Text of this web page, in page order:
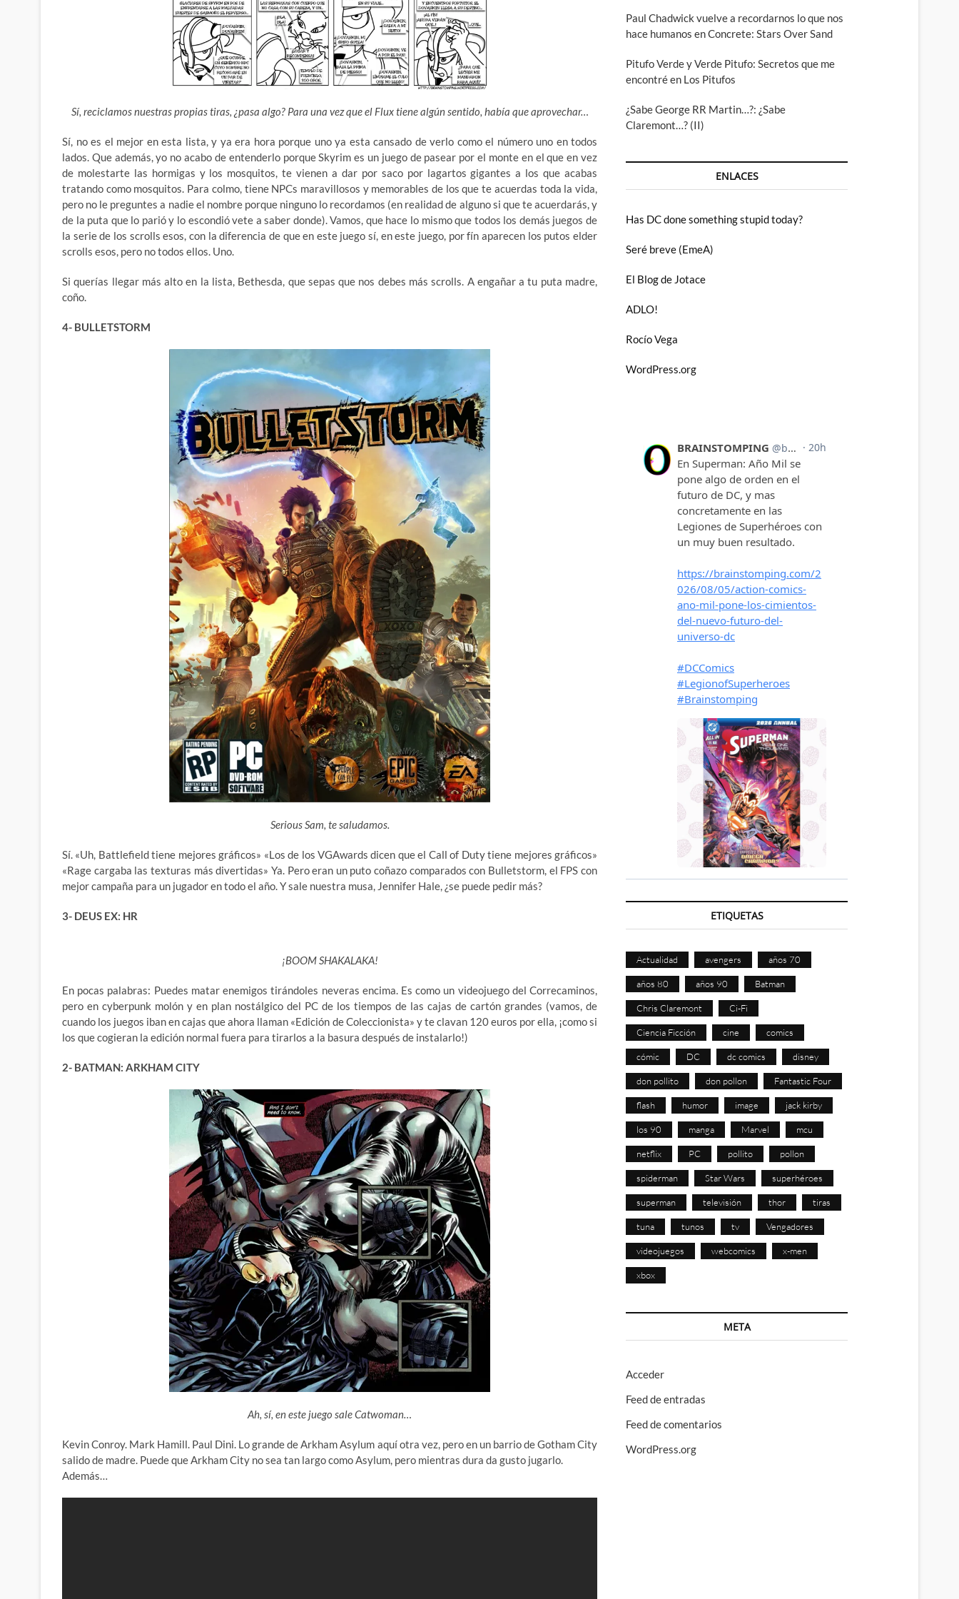
Sí, reciclamos nuestras propias tiras, ¿pasa algo? Para una vez que el Flux tiene algún sentido, había que aprovechar…
Sí, no es el mejor en esta lista, y ya era hora porque uno ya esta cansado de verlo como el número uno en todos
lados. Que además, yo no acabo de entenderlo porque Skyrim es un juego de pasear por el monte en el que en vez
de molestarte las hormigas y los mosquitos, te vienen a dar por saco por lagartos gigantes a los que acabas
tratando como mosquitos. Para colmo, tiene NPCs maravillosos y memorables de los que te acuerdas toda la vida,
pero no le preguntes a nadie el nombre porque ninguno lo recordamos (en realidad de alguno si que te acuerdarás, y
de la puta que lo parió y lo escondió vete a saber donde). Vamos, que hace lo mismo que todos los demás juegos de
la serie de los scrolls esos, con la diferencia de que en este juego sí, en este juego, por fín aparecen los putos elder
scrolls esos, pero no todos ellos. Uno.
Si querías llegar más alto en la lista, Bethesda, que sepas que nos debes más scrolls. A engañar a tu puta madre,
coño.
4- BULLETSTORM
Serious Sam, te saludamos.
Sí. «Uh, Battlefield tiene mejores gráficos» «Los de los VGAwards dicen que el Call of Duty tiene mejores gráficos»
«Rage cargaba las texturas más divertidas» Ya. Pero eran un puto coñazo comparados con Bulletstorm, el FPS con
mejor campaña para un jugador en todo el año. Y sale nuestra musa, Jennifer Hale, ¿se puede pedir más?
3- DEUS EX: HR
¡BOOM SHAKALAKA!
En pocas palabras: Puedes matar enemigos tirándoles neveras encima. Es como un videojuego del Correcaminos,
pero en cyberpunk molón y en plan nostálgico del PC de los tiempos de las cajas de cartón grandes (vamos, de
cuando los juegos iban en cajas que ahora llaman «Edición de Coleccionista» y te clavan 120 euros por ella, ¡como si
los que cogieran la edición normal fuera para tirarlos a la basura después de instalarlo!)
2- BATMAN: ARKHAM CITY
Ah, sí, en este juego sale Catwoman…
Kevin Conroy. Mark Hamill. Paul Dini. Lo grande de Arkham Asylum aquí otra vez, pero en un barrio de Gotham City
salido de madre. Puede que Arkham City no sea tan largo como Asylum, pero mientras dura da gusto jugarlo.
Además…
Paul Chadwick vuelve a recordarnos lo que nos
hace humanos en Concrete: Stars Over Sand
Pitufo Verde y Verde Pitufo: Secretos que me
encontré en Los Pitufos
¿Sabe George RR Martin…?: ¿Sabe
Claremont…? (II)
ENLACES
Has DC done something stupid today?
Seré breve (EmeA)
El Blog de Jotace
ADLO!
Rocío Vega
WordPress.org
ETIQUETAS
Actualidad avengers años 70
años 80 años 90 Batman
Chris Claremont Ci-Fi
Ciencia Ficción cine comics
cómic DC dc comics disney
don pollito don pollon Fantastic Four
flash humor image jack kirby
los 90 manga Marvel mcu
netflix PC pollito pollon
spiderman Star Wars superhéroes
superman televisión thor tiras
tuna tunos tv Vengadores
videojuegos webcomics x-men
xbox
META
Acceder
Feed de entradas
Feed de comentarios
WordPress.org